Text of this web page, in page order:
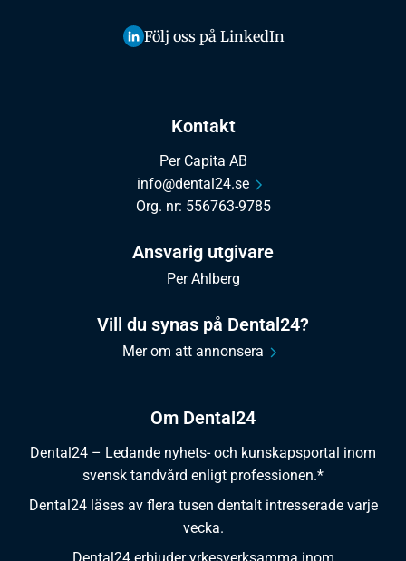
Om Dental24
Dental24 – Ledande nyhets- och kunskapsportal inom
svensk tandvård enligt professionen.*
Dental24 läses av flera tusen dentalt intresserade varje
vecka.
Kontakt
Per Capita AB
info@dental24.se
Org. nr: 556763-9785
Ansvarig utgivare
Per Ahlberg
Vill du synas på Dental24?
Mer om att annonsera
Följ oss på LinkedIn